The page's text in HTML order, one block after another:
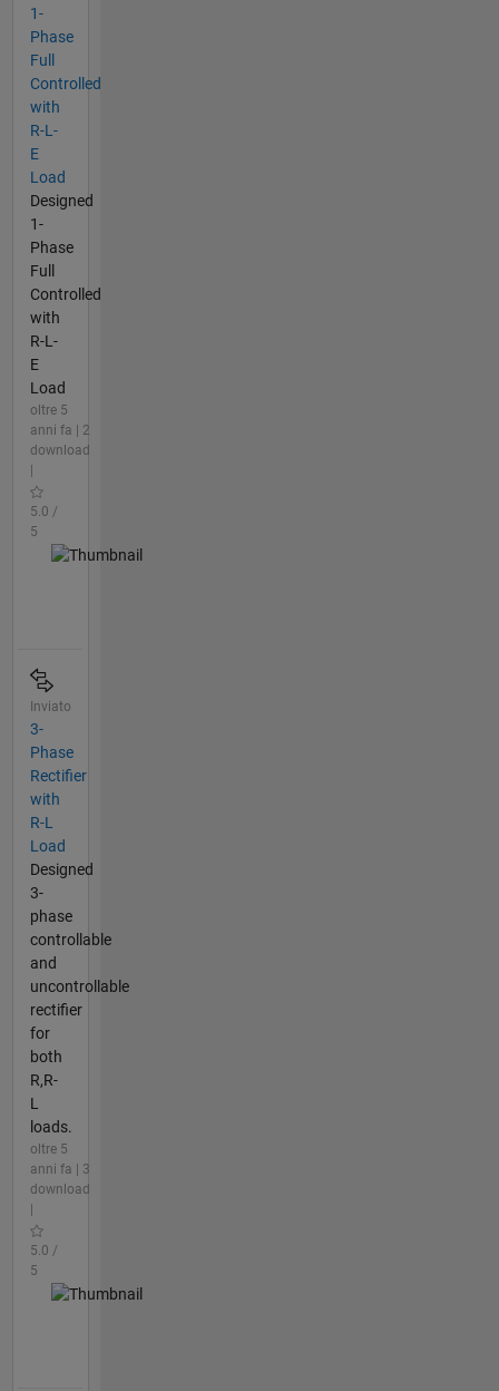
1-
Phase
Full
Controlled
with
R-L-
E
Load
Designed
1-
Phase
Full
Controlled
with
R-L-
E
Load
oltre 5
anni fa | 2
download
5.0 /
5
Inviato
3-
Phase
Rectifier
with
R-L
Load
Designed
3-
phase
controllable
and
uncontrollable
rectifier
for
both
R,R-
L
loads.
oltre 5
anni fa | 3
download
5.0 /
5